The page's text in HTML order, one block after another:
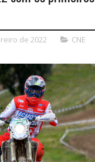
de 2022 CNE